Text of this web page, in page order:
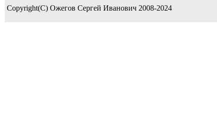
Copyright(C) Ожегов Сергей Иванович 2008-2024